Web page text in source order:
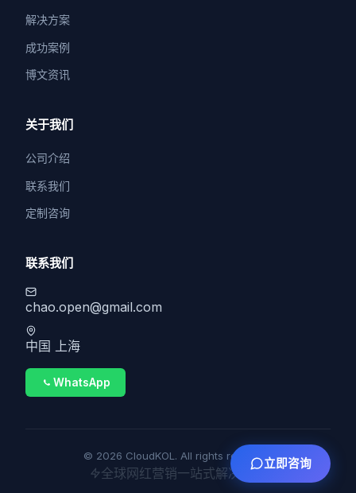
解决方案
成功案例
博文资讯
关于我们
公司介绍
联系我们
定制咨询
联系我们
chao.open@gmail.com
中国 上海
WhatsApp
© 2026 CloudKOL. All rights reserved.
全球网红营销一站式解决方案
立即咨询